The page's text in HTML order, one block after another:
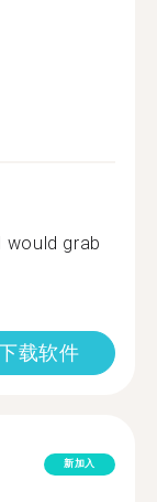
would grab
载软件
新加入